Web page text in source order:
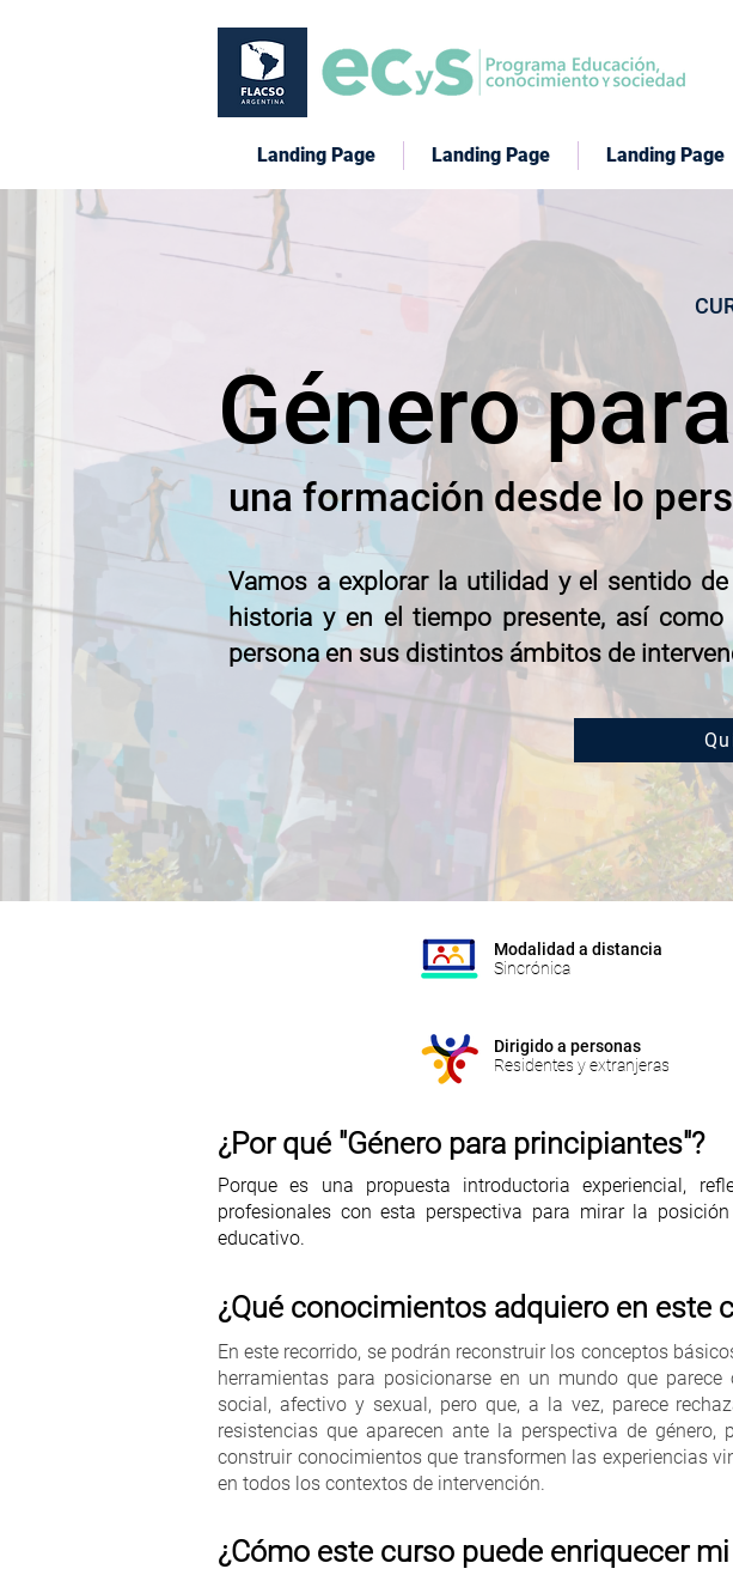
Landing Page Landing Page Landing Page
Género
una formación desde lo
Vamos a explorar la utilidad y el sentido
historia y en el tiempo presente, así
persona en sus distintos ámbitos de
Modalidad a distancia
Sincrónica
Dirigido a personas
Residentes y extranjeras
¿Por qué "Género para principiantes"?
Porque es una propuesta introductoria experiencial,
profesionales con esta perspectiva para mirar la
educativo.
¿Qué conocimientos adquiero en este
En este recorrido, se podrán reconstruir los conceptos
herramientas para posicionarse en un mundo que
social, afectivo y sexual, pero que, a la vez, parece
resistencias que aparecen ante la perspectiva de
construir conocimientos que transformen las experiencias
en todos los contextos de intervención.
¿Cómo este curso puede enriquecer